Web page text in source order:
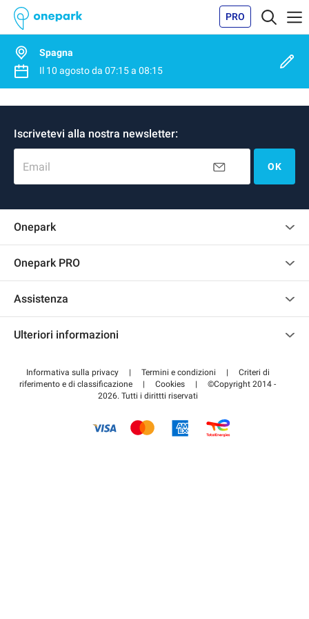
PRO
Spagna
Il 10 agostoda 07:15a 08:15
Iscrivetevi alla nostra newsletter:
Email OK
Onepark
Onepark PRO
Accedi all'area partner
Assistenza
Pagare per il parcheggio FLOW
Ulteriori informazioni
Informativa sulla privacy | Termini e condizioni |
Criteri di
riferimento e di classificazione
| Cookies |
©Copyright 2014 -
2026. Tutti i dirittti riservati